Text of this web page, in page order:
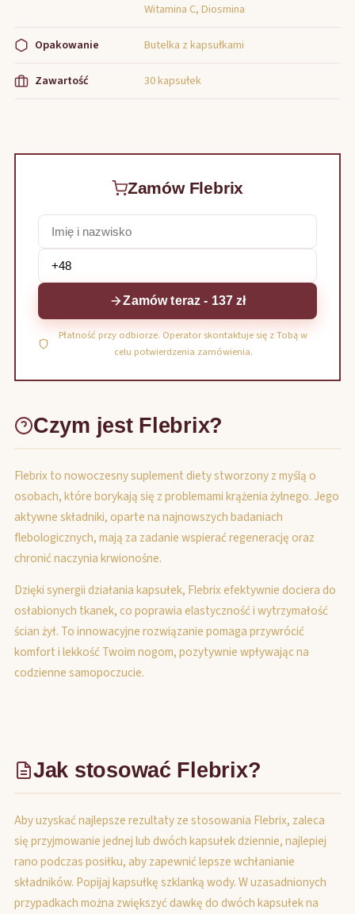
Witamina C, Diosmina
Opakowanie Butelka z kapsułkami
Zawartość 30 kapsułek
Zamów Flebrix
Zamów teraz - 137 zł
Płatność przy odbiorze. Operator skontaktuje się z Tobą w
celu potwierdzenia zamówienia.
Czym jest Flebrix?
Flebrix to nowoczesny suplement diety stworzony z myślą o
osobach, które borykają się z problemami krążenia żylnego. Jego
aktywne składniki, oparte na najnowszych badaniach
flebologicznych, mają za zadanie wspierać regenerację oraz
chronić naczynia krwionośne.
Dzięki synergii działania kapsułek, Flebrix efektywnie dociera do
osłabionych tkanek, co poprawia elastyczność i wytrzymałość
ścian żył. To innowacyjne rozwiązanie pomaga przywrócić
komfort i lekkość Twoim nogom, pozytywnie wpływając na
codzienne samopoczucie.
Jak stosować Flebrix?
Aby uzyskać najlepsze rezultaty ze stosowania Flebrix, zaleca
się przyjmowanie jednej lub dwóch kapsułek dziennie, najlepiej
rano podczas posiłku, aby zapewnić lepsze wchłanianie
składników. Popijaj kapsułkę szklanką wody. W uzasadnionych
przypadkach można zwiększyć dawkę do dwóch kapsułek na